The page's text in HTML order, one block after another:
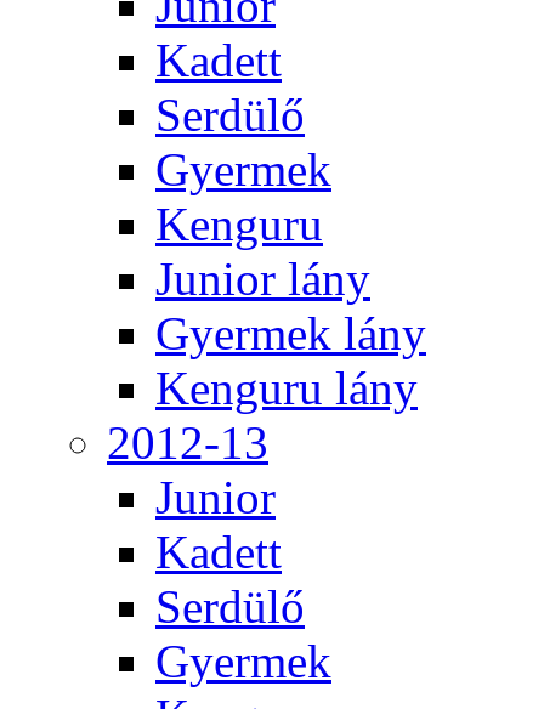
Kadett
Serdülő
Gyermek
Kenguru
Junior lány
Gyermek lány
Kenguru lány
2012-13
Junior
Kadett
Serdülő
Gyermek